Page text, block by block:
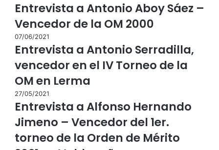
Entrevista a Antonio Aboy Sáez –
Vencedor de la OM 2000
07/06/2021
Entrevista a Antonio Serradilla,
vencedor en el IV Torneo de la
OM en Lerma
27/05/2021
Entrevista a Alfonso Hernando
Jimeno – Vencedor del 1er.
torneo de la Orden de Mérito